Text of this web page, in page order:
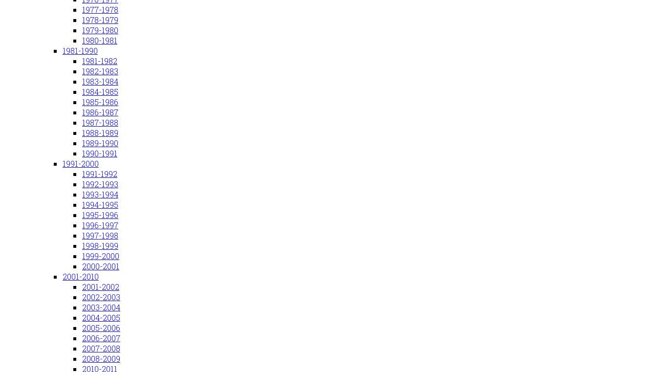
1977-1978
1978-1979
1979-1980
1980-1981
1981-1990
1981-1982
1982-1983
1983-1984
1984-1985
1985-1986
1986-1987
1987-1988
1988-1989
1989-1990
1990-1991
1991-2000
1991-1992
1992-1993
1993-1994
1994-1995
1995-1996
1996-1997
1997-1998
1998-1999
1999-2000
2000-2001
2001-2010
2001-2002
2002-2003
2003-2004
2004-2005
2005-2006
2006-2007
2007-2008
2008-2009
2010-2011